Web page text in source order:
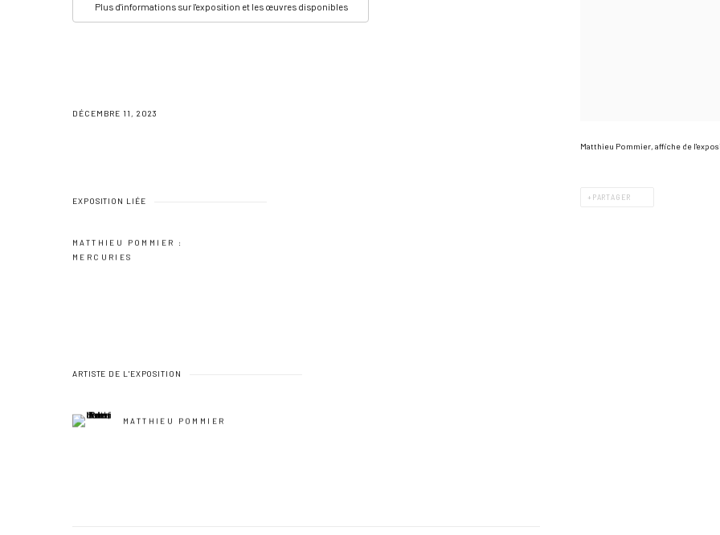
Matthieu Pommier, affiche de
PARTAGER
Plus d'informations sur l'exposition et les œuvres disponibles
DÉCEMBRE 11, 2023
EXPOSITION LIÉE
MATTHIEU POMMIER :
MERCURIES
ARTISTE DE L'EXPOSITION
MATTHIEU POMMIER